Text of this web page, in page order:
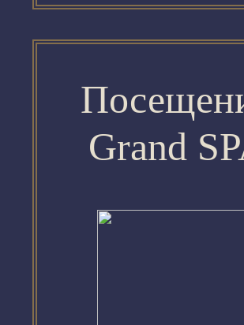
Grand